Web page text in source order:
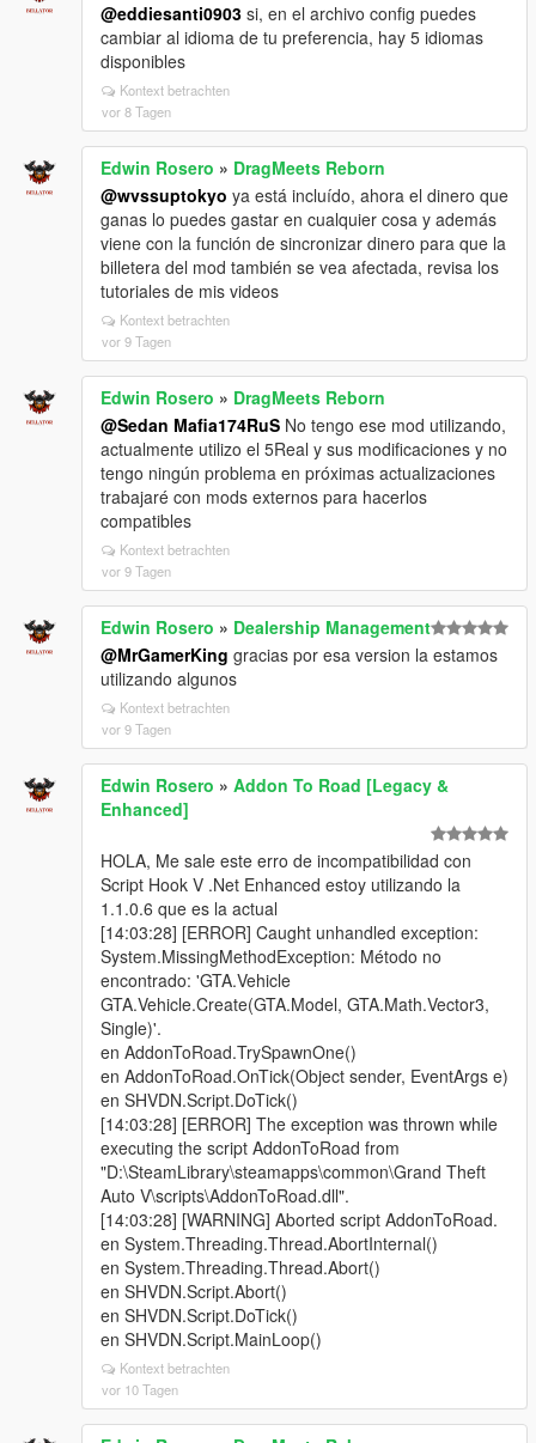
@eddiesanti0903 si, en el archivo config puedes
cambiar al idioma de tu preferencia, hay 5 idiomas
disponibles
Kontext betrachten
vor 8 Tagen
Edwin Rosero » DragMeets Reborn
@wvssuptokyo ya está incluído, ahora el dinero que
ganas lo puedes gastar en cualquier cosa y además
viene con la función de sincronizar dinero para que la
billetera del mod también se vea afectada, revisa los
tutoriales de mis videos
Kontext betrachten
vor 9 Tagen
Edwin Rosero » DragMeets Reborn
@Sedan Mafia174RuS No tengo ese mod utilizando,
actualmente utilizo el 5Real y sus modificaciones y no
tengo ningún problema en próximas actualizaciones
trabajaré con mods externos para hacerlos
compatibles
Kontext betrachten
vor 9 Tagen
Edwin Rosero » Dealership Management
@MrGamerKing gracias por esa version la estamos
utilizando algunos
Kontext betrachten
vor 9 Tagen
Edwin Rosero » Addon To Road [Legacy &
Enhanced]
HOLA, Me sale este erro de incompatibilidad con
Script Hook V .Net Enhanced estoy utilizando la
1.1.0.6 que es la actual
[14:03:28] [ERROR] Caught unhandled exception:
System.MissingMethodException: Método no
encontrado: 'GTA.Vehicle
GTA.Vehicle.Create(GTA.Model, GTA.Math.Vector3,
Single)'.
en AddonToRoad.TrySpawnOne()
en AddonToRoad.OnTick(Object sender, EventArgs e)
en SHVDN.Script.DoTick()
[14:03:28] [ERROR] The exception was thrown while
executing the script AddonToRoad from
"D:\SteamLibrary\steamapps\common\Grand Theft
Auto V\scripts\AddonToRoad.dll".
[14:03:28] [WARNING] Aborted script AddonToRoad.
en System.Threading.Thread.AbortInternal()
en System.Threading.Thread.Abort()
en SHVDN.Script.Abort()
en SHVDN.Script.DoTick()
en SHVDN.Script.MainLoop()
Kontext betrachten
vor 10 Tagen